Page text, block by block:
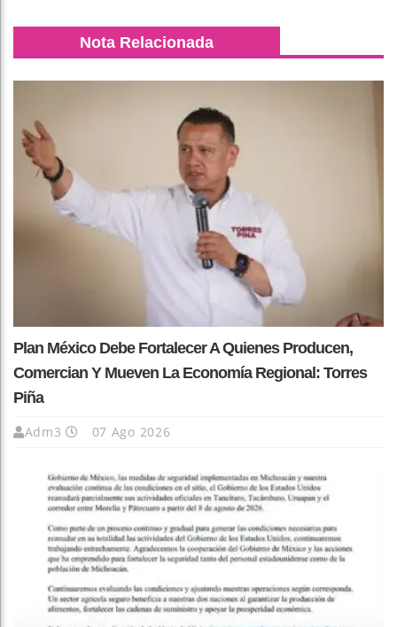
Nota Relacionada
Plan México Debe Fortalecer A Quienes Producen,
Comercian Y Mueven La Economía Regional: Torres
Piña
Adm3 07 Ago 2026